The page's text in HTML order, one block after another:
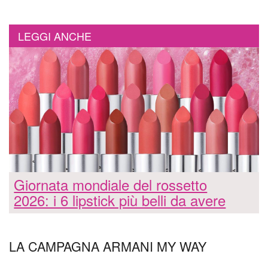
LEGGI ANCHE
Giornata mondiale del rossetto
2026: i 6 lipstick più belli da avere
LA CAMPAGNA ARMANI MY WAY